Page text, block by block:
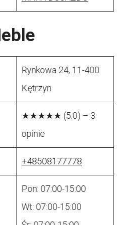
Rynkowa 24, 11-400
Kętrzyn
★★★★★ (5.0) – 3
opinie
+48508177778
Pon: 07:00-15:00
Wt: 07:00-15:00